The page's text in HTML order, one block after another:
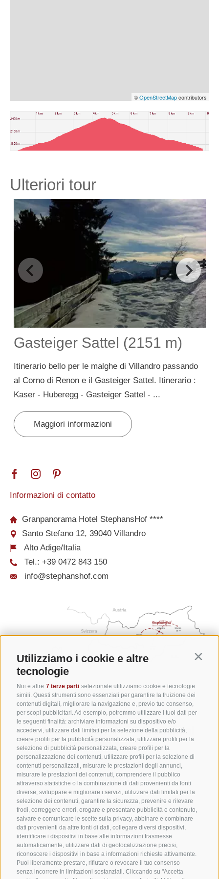
Utilizziamo i cookie e altre
tecnologie
Noi e altre 7 terze parti selezionate utilizziamo cookie e tecnologie
simili. Questi strumenti sono essenziali per garantire la fruizione dei
contenuti digitali, migliorare la navigazione e, previo tuo consenso,
per scopi pubblicitari. Ad esempio, potremmo utilizzare i tuoi dati per
le seguenti finalità: archiviare informazioni su dispositivo e/o
accedervi, utilizzare dati limitati per la selezione della pubblicità,
creare profili per la pubblicità personalizzata, utilizzare profili per la
selezione di pubblicità personalizzata, creare profili per la
personalizzazione dei contenuti, utilizzare profili per la selezione di
contenuti personalizzati, misurare le prestazioni degli annunci,
misurare le prestazioni dei contenuti, comprendere il pubblico
attraverso statistiche o la combinazione di dati provenienti da fonti
diverse, sviluppare e migliorare i servizi, utilizzare dati limitati per la
selezione dei contenuti, garantire la sicurezza, prevenire e rilevare
frodi, correggere errori, erogare e presentare pubblicità e contenuto,
salvare e comunicare le scelte sulla privacy, abbinare e combinare
dati provenienti da altre fonti di dati, collegare diversi dispositivi,
identificare i dispositivi in base alle informazioni trasmesse
automaticamente, utilizzare dati di geolocalizzazione precisi,
riconoscere i dispositivi in base a informazioni richieste attivamente.
Puoi liberamente prestare, rifiutare o revocare il tuo consenso
senza incorrere in limitazioni sostanziali. Cliccando su "Accetta
©OpenStreetMapcontributors
Ulteriori tour
Gasteiger Sattel (2151 m)
Itinerario bello per le malghe di Villandro passando
al Corno di Renon e il Gasteiger Sattel. Itinerario :
Kaser - Huberegg - Gasteiger Sattel - ...
Maggiori informazioni
Informazioni di contatto
Granpanorama Hotel StephansHof ****
Santo Stefano 12, 39040 Villandro
Alto Adige/Italia
Tel.: +39 0472 843 150
info@stephanshof.com